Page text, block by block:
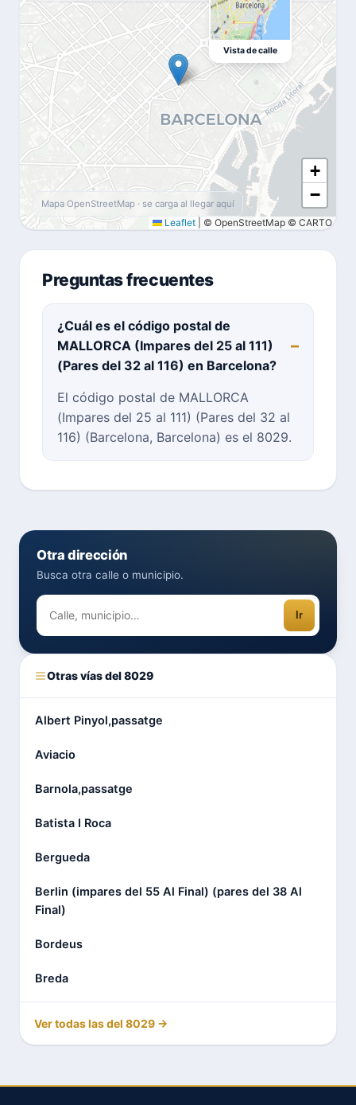
+
−
Leaflet © OpenStreetMap © CARTO
Vista de calle
Mapa OpenStreetMap · se carga al llegar aquí
Preguntas frecuentes
¿Cuál es el código postal de
MALLORCA (Impares del 25 al 111)
(Pares del 32 al 116) en Barcelona?
El código postal de MALLORCA
(Impares del 25 al 111) (Pares del 32 al
116) (Barcelona, Barcelona) es el 8029.
Otra dirección
Busca otra calle o municipio.
Ir
Otras vías del 8029
Albert Pinyol,passatge
Aviacio
Barnola,passatge
Batista I Roca
Bergueda
Berlin (impares del 55 Al Final) (pares del 38 Al
Final)
Bordeus
Breda
Ver todas las del 8029 →